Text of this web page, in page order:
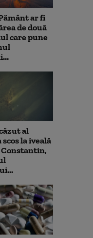
ar fi
de două
care pune
al
la iveală